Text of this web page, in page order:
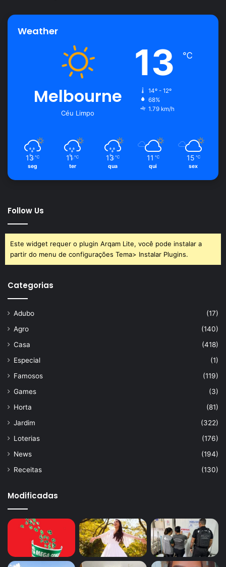
Weather
Melbourne
Céu Limpo
13 ℃
14º - 12º
68%
1.79 km/h
13 ℃
seg
11 ℃
ter
13 ℃
qua
11 ℃
qui
15 ℃
sex
Follow Us
Este widget requer o plugin Arqam Lite, você pode instalar a
partir do menu de configurações Tema> Instalar Plugins.
Categorias
Adubo
(17)
Agro
(140)
Casa
(418)
Especial
(1)
Famosos
(119)
Games
(3)
Horta
(81)
Jardim
(322)
Loterias
(176)
News
(194)
Receitas
(130)
Modificadas